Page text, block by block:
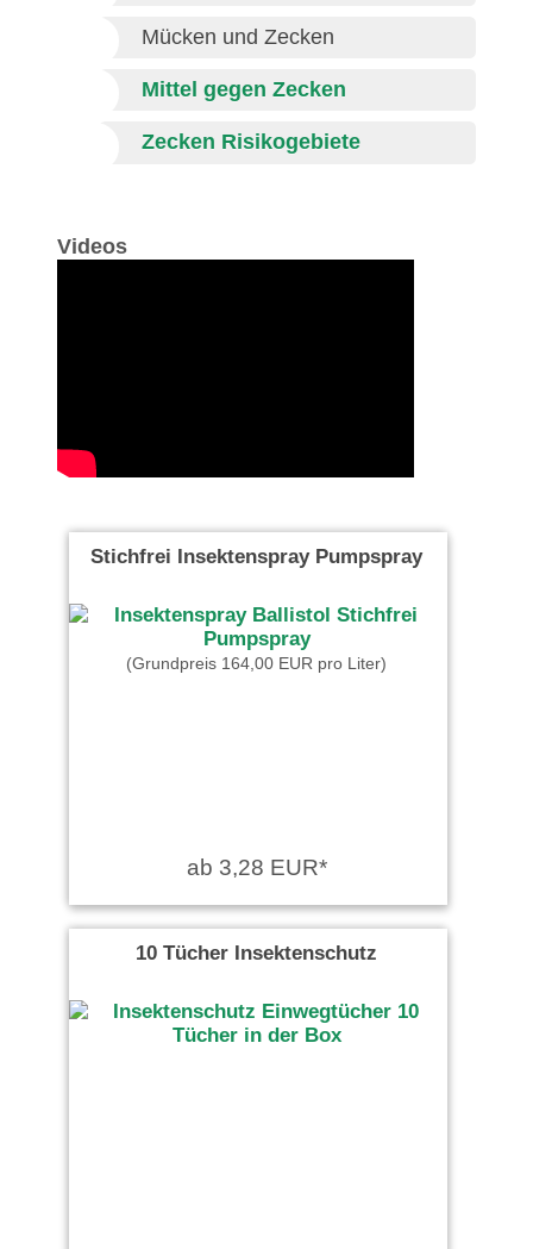
Mücken und Zecken
Mittel gegen Zecken
Zecken Risikogebiete
Videos
Stichfrei Insektenspray Pumpspray
(Grundpreis 164,00 EUR pro Liter)
ab 3,28 EUR*
10 Tücher Insektenschutz